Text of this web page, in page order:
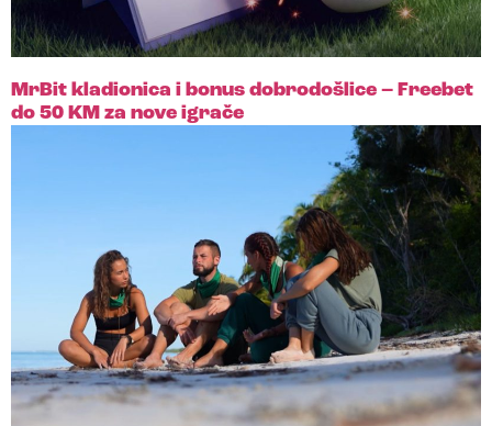
MrBit kladionica i bonus dobrodošlice – Freebet
do 50 KM za nove igrače